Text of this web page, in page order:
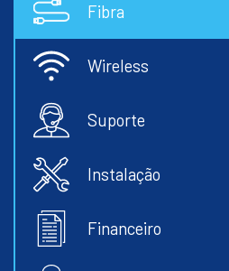
Fibra
Wireless
Suporte
Instalação
Financeiro